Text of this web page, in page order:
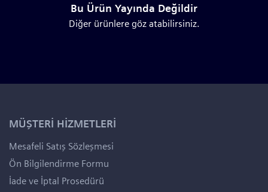
Bu Ürün Yayında Değildir
Diğer ürünlere göz atabilirsiniz.
MÜŞTERİ HİZMETLERİ
Mesafeli Satış Sözleşmesi
Ön Bilgilendirme Formu
İade ve İptal Prosedürü